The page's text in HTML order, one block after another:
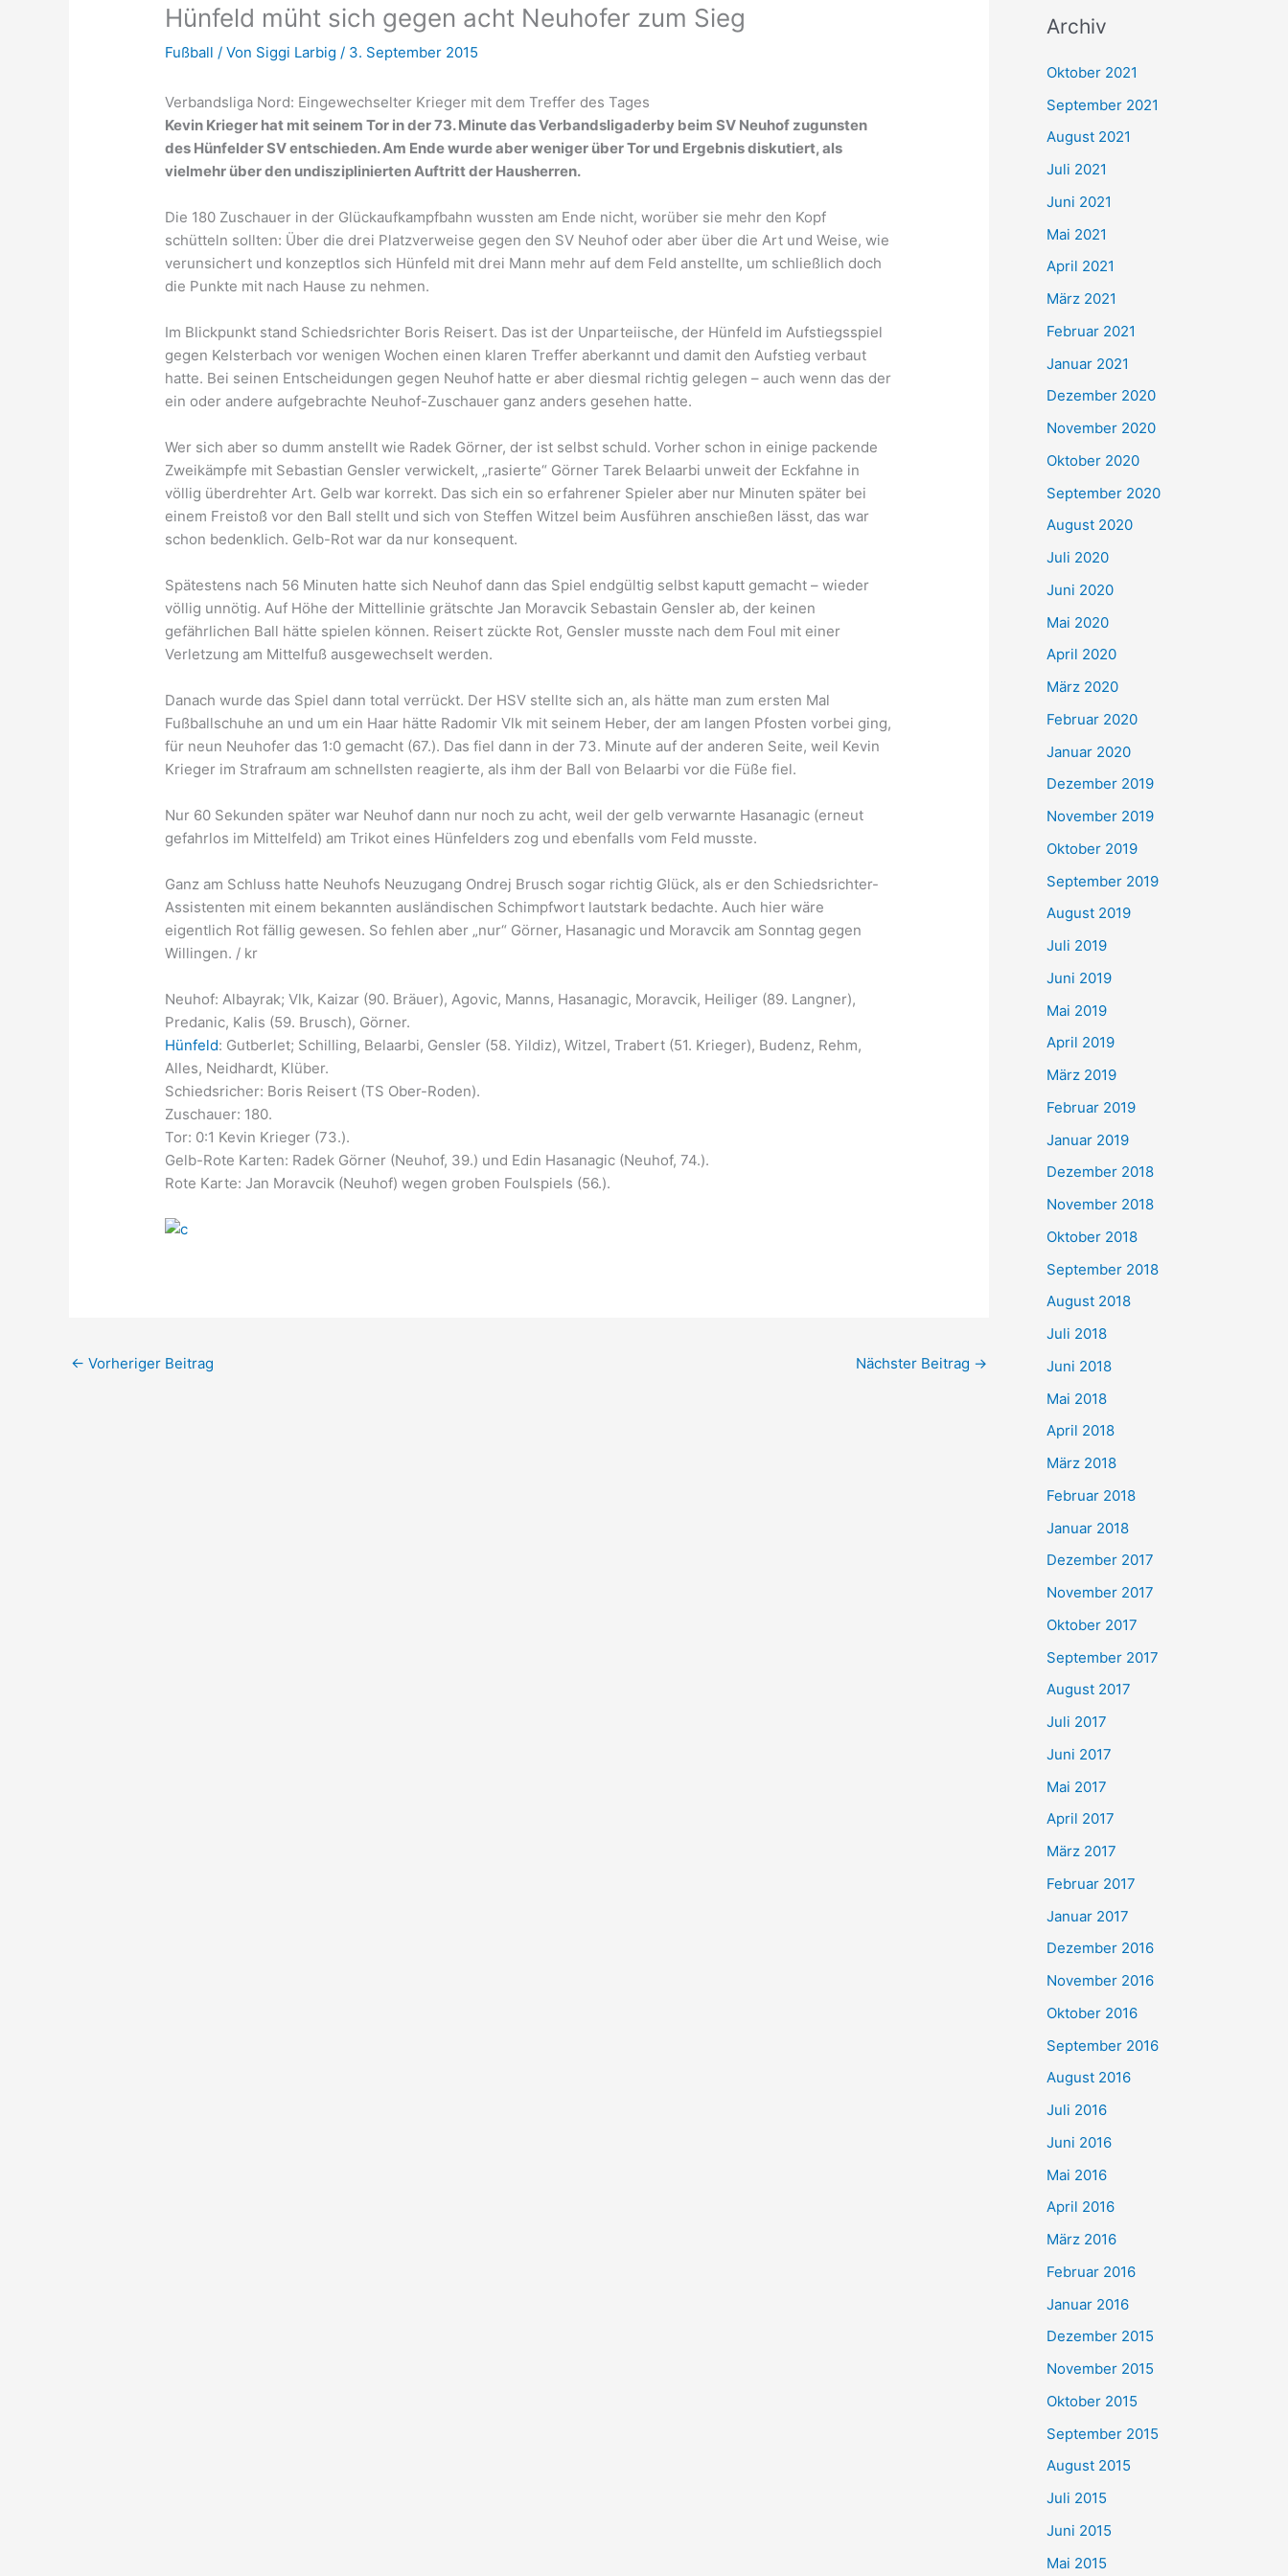
Hünfeld müht sich gegen acht Neuhofer zum Sieg
Fußball / Von Siggi Larbig/ 3. September 2015
Verbandsliga Nord: Eingewechselter Krieger mit dem Treffer des Tages
Kevin Krieger hat mit seinem Tor in der 73. Minute das Verbandsligaderby beim SV Neuhof zugunsten
des Hünfelder SV entschieden. Am Ende wurde aber weniger über Tor und Ergebnis diskutiert, als
vielmehr über den undisziplinierten Auftritt der Hausherren.
Die 180 Zuschauer in der Glückaufkampfbahn wussten am Ende nicht, worüber sie mehr den Kopf
schütteln sollten: Über die drei Platzverweise gegen den SV Neuhof oder aber über die Art und Weise, wie
verunsichert und konzeptlos sich Hünfeld mit drei Mann mehr auf dem Feld anstellte, um schließlich doch
die Punkte mit nach Hause zu nehmen.
Im Blickpunkt stand Schiedsrichter Boris Reisert. Das ist der Unparteiische, der Hünfeld im Aufstiegsspiel
gegen Kelsterbach vor wenigen Wochen einen klaren Treffer aberkannt und damit den Aufstieg verbaut
hatte. Bei seinen Entscheidungen gegen Neuhof hatte er aber diesmal richtig gelegen – auch wenn das der
ein oder andere aufgebrachte Neuhof-Zuschauer ganz anders gesehen hatte.
Wer sich aber so dumm anstellt wie Radek Görner, der ist selbst schuld. Vorher schon in einige packende
Zweikämpfe mit Sebastian Gensler verwickelt, „rasierte“ Görner Tarek Belaarbi unweit der Eckfahne in
völlig überdrehter Art. Gelb war korrekt. Das sich ein so erfahrener Spieler aber nur Minuten später bei
einem Freistoß vor den Ball stellt und sich von Steffen Witzel beim Ausführen anschießen lässt, das war
schon bedenklich. Gelb-Rot war da nur konsequent.
Spätestens nach 56 Minuten hatte sich Neuhof dann das Spiel endgültig selbst kaputt gemacht – wieder
völlig unnötig. Auf Höhe der Mittellinie grätschte Jan Moravcik Sebastain Gensler ab, der keinen
gefährlichen Ball hätte spielen können. Reisert zückte Rot, Gensler musste nach dem Foul mit einer
Verletzung am Mittelfuß ausgewechselt werden.
Danach wurde das Spiel dann total verrückt. Der HSV stellte sich an, als hätte man zum ersten Mal
Fußballschuhe an und um ein Haar hätte Radomir Vlk mit seinem Heber, der am langen Pfosten vorbei ging,
für neun Neuhofer das 1:0 gemacht (67.). Das fiel dann in der 73. Minute auf der anderen Seite, weil Kevin
Krieger im Strafraum am schnellsten reagierte, als ihm der Ball von Belaarbi vor die Füße fiel.
Nur 60 Sekunden später war Neuhof dann nur noch zu acht, weil der gelb verwarnte Hasanagic (erneut
gefahrlos im Mittelfeld) am Trikot eines Hünfelders zog und ebenfalls vom Feld musste.
Ganz am Schluss hatte Neuhofs Neuzugang Ondrej Brusch sogar richtig Glück, als er den Schiedsrichter-
Assistenten mit einem bekannten ausländischen Schimpfwort lautstark bedachte. Auch hier wäre
eigentlich Rot fällig gewesen. So fehlen aber „nur“ Görner, Hasanagic und Moravcik am Sonntag gegen
Willingen. / kr
Neuhof: Albayrak; Vlk, Kaizar (90. Bräuer), Agovic, Manns, Hasanagic, Moravcik, Heiliger (89. Langner),
Predanic, Kalis (59. Brusch), Görner.
Hünfeld: Gutberlet; Schilling, Belaarbi, Gensler (58. Yildiz), Witzel, Trabert (51. Krieger), Budenz, Rehm,
Alles, Neidhardt, Klüber.
Schiedsricher: Boris Reisert (TS Ober-Roden).
Zuschauer: 180.
Tor: 0:1 Kevin Krieger (73.).
Gelb-Rote Karten: Radek Görner (Neuhof, 39.) und Edin Hasanagic (Neuhof, 74.).
Rote Karte: Jan Moravcik (Neuhof) wegen groben Foulspiels (56.).
← Vorheriger Beitrag Nächster Beitrag →
h
e
n
h
:
Archiv
Oktober 2021
September 2021
August 2021
Juli 2021
Juni 2021
Mai 2021
April 2021
März 2021
Februar 2021
Januar 2021
Dezember 2020
November 2020
Oktober 2020
September 2020
August 2020
Juli 2020
Juni 2020
Mai 2020
April 2020
März 2020
Februar 2020
Januar 2020
Dezember 2019
November 2019
Oktober 2019
September 2019
August 2019
Juli 2019
Juni 2019
Mai 2019
April 2019
März 2019
Februar 2019
Januar 2019
Dezember 2018
November 2018
Oktober 2018
September 2018
August 2018
Juli 2018
Juni 2018
Mai 2018
April 2018
März 2018
Februar 2018
Januar 2018
Dezember 2017
November 2017
Oktober 2017
September 2017
August 2017
Juli 2017
Juni 2017
Mai 2017
April 2017
März 2017
Februar 2017
Januar 2017
Dezember 2016
November 2016
Oktober 2016
September 2016
August 2016
Juli 2016
Juni 2016
Mai 2016
April 2016
März 2016
Februar 2016
Januar 2016
Dezember 2015
November 2015
Oktober 2015
September 2015
August 2015
Juli 2015
Juni 2015
Mai 2015